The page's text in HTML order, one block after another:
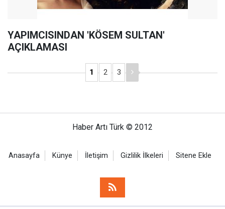
YAPIMCISINDAN 'KÖSEM SULTAN'
AÇIKLAMASI
1 2 3
Haber Artı Türk © 2012
Anasayfa Künye İletişim Gizlilik İlkeleri Sitene Ekle